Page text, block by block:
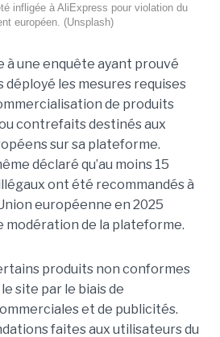
infligée à AliExpress pour violation du
européen. (Unsplash)
à une enquête ayant prouvé
déployé les mesures requises
de produits
contrefaits destinés aux
sur sa plateforme.
déclaré qu’au moins 15
ont été recommandés à
européenne en 2025
modération de la plateforme.
produits non conformes
site par le biais de
et de publicités.
faites aux utilisateurs du